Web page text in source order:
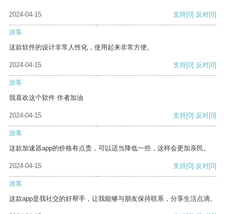
2024-04-15 支持[0] 反对[0]
游客
这款软件的设计非常人性化，使用起来非常方便。
2024-04-15 支持[0] 反对[0]
游客
我喜欢这个软件 作者加油
2024-04-15 支持[0] 反对[0]
游客
这款加速器app的价格有点贵，可以适当降低一些，这样会更加亲民。
2024-04-15 支持[0] 反对[0]
游客
这款app是我社交的好帮手，让我能够与朋友保持联系，分享生活点滴。